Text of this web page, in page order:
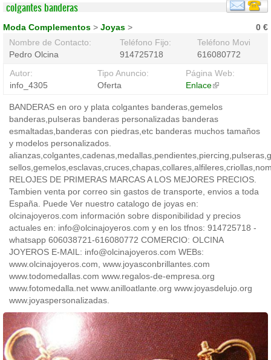
colgantes banderas
0 €
Moda Complementos > Joyas >
Nombre de Contacto:
Pedro Olcina
Teléfono Fijo:
914725718
Teléfono Movil:
616080772
Autor:
info_4305
Tipo Anuncio:
Oferta
Página Web:
Enlace(link
external)
BANDERAS en oro y plata colgantes banderas,gemelos
banderas,pulseras banderas personalizadas banderas
esmaltadas,banderas con piedras,etc banderas muchos tamaños
y modelos personalizados.
RELOJES DE PRIMERAS MARCAS A LOS MEJORES PRECIOS.
Tambien venta por correo sin gastos de transporte, envios a toda
España. Puede Ver nuestro catalogo de joyas en:
olcinajoyeros.com información sobre disponibilidad y precios
actuales en: info@olcinajoyeros.com y en los tfnos: 914725718 -
whatsapp 606038721-616080772 COMERCIO: OLCINA
JOYEROS E-MAIL: info@olcinajoyeros.com WEBs:
www.olcinajoyeros.com, www.joyasconbrillantes.com
www.todomedallas.com www.regalos-de-empresa.org
www.fotomedalla.net www.anilloatlante.org www.joyasdelujo.org
www.joyaspersonalizadas.